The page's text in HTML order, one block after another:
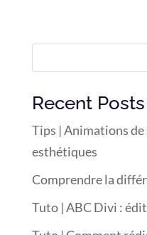
Recent Posts
Tips | Animations
esthétiques
Comprendre la
Tuto | ABC Divi :